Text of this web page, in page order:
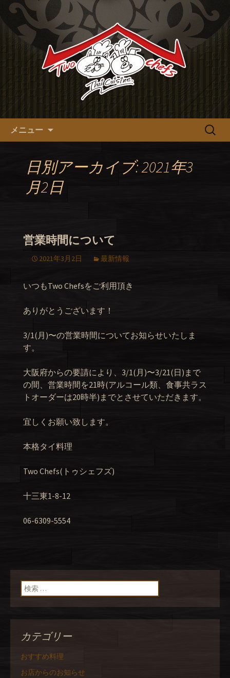
十三の本格タイ料理【tow
chefs】のオフィシャルブログ
十三の本格タイ料理【tow chefs】のオ
フィシャルブログ
メニュー
検
日別アーカイブ: 2021年3
月2日
営業時間について
2021年3月2日 最新情報
いつもTwo Chefsをご利用頂き
ありがとうございます！
3/1(月)〜の営業時間についてお知らせいたしま
す。
大阪府からの要請により、3/1(月)〜3/21(日)まで
の間、営業時間を21時(アルコール類、食事共ラス
トオーダーは20時半)までとさせていただきます。
宜しくお願い致します。
本格タイ料理
Two Chefs(トゥシェフズ)
十三東1-8-12
06-6309-5554
検索:
カテゴリー
おすすめ料理
お店からのお知らせ